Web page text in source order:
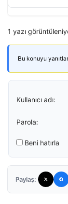
1 yazı
Bu konuyu
Kullanıcı adı:
Parola:
Beni hatırla
Paylaş: